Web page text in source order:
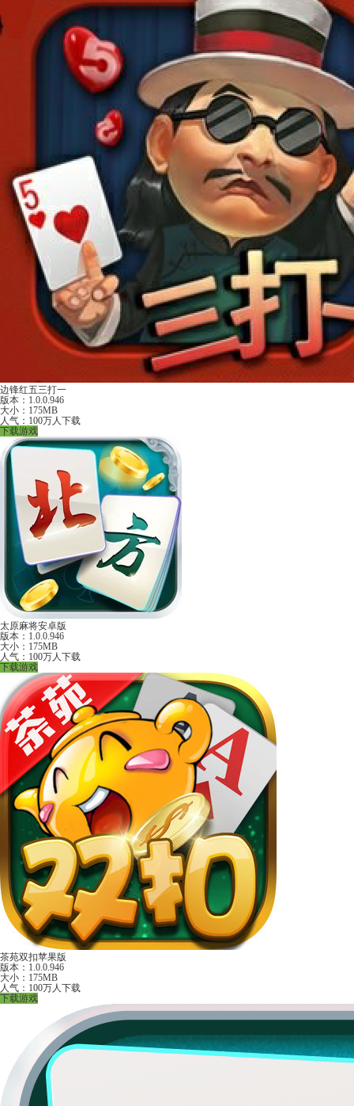
边锋红五三打一
版本：1.0.0.946
大小：175MB
人气：100万人下载
下载游戏
太原麻将安卓版
版本：1.0.0.946
大小：175MB
人气：100万人下载
下载游戏
茶苑双扣苹果版
版本：1.0.0.946
大小：175MB
人气：100万人下载
下载游戏